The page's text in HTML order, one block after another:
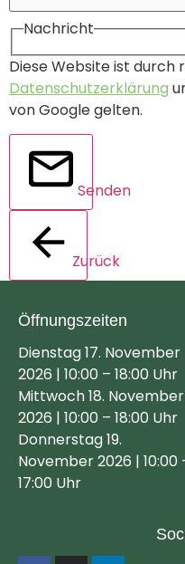
Nachricht
Diese Website ist durch
Datenschutzerklärung
von Google gelten.
Senden
Zurück
Öffnungszeiten
Dienstag 17. November
2026 | 10:00 – 18:00 Uhr
Mittwoch 18. November
2026 | 10:00 – 18:00 Uhr
Donnerstag 19.
November 2026 | 10:00
17:00 Uhr